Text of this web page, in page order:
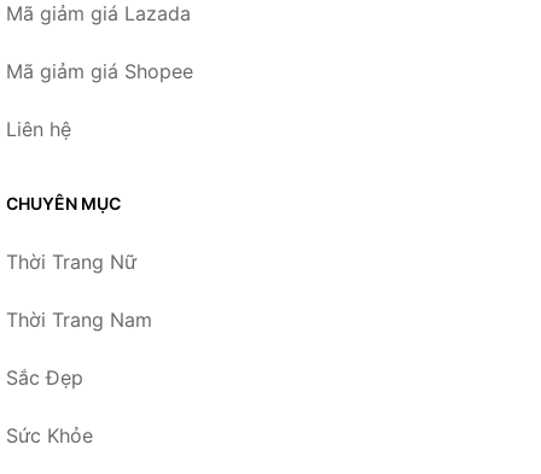
Mã giảm giá Lazada
Mã giảm giá Shopee
Liên hệ
CHUYÊN MỤC
Thời Trang Nữ
Thời Trang Nam
Sắc Đẹp
Sức Khỏe